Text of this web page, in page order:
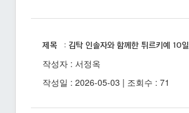
제목 : 김탁 인솔자와 함께한 튀르키예 10일
작성자 : 서정옥
작성일 : 2026-05-03 | 조회수 : 71